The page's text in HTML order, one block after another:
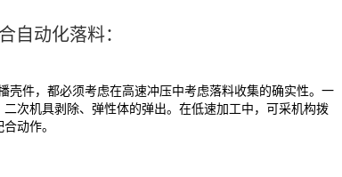
自动化落料：
壳件，都必须考虑在高速冲压中考虑落料收集的确实性。一
次机具剥除、弹性体的弹出。在低速加工中，可采机构拨
动作。